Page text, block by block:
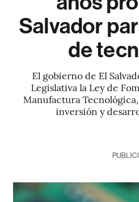
Salvador
de
El gobierno de El
Legislativa la Ley de
Manufactura
inversión y